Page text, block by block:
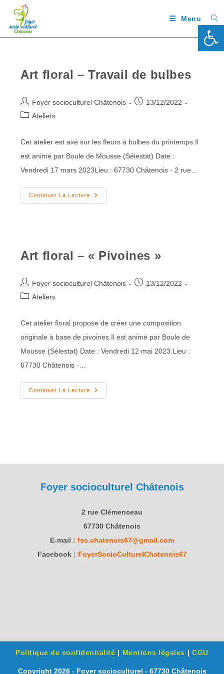
Menu
Art floral – Travail de bulbes
Foyer socioculturel Châtenois
13/12/2022
Ateliers
Cet atelier est axé sur les fleurs à bulbes du printemps.Il
est animé par Boule de Mousse (Sélestat) Date :
Vendredi 17 mars 2023Lieu : 67730 Châtenois - 2 rue…
Continuer La Lecture
Art floral – « Pivoines »
Foyer socioculturel Châtenois
13/12/2022
Ateliers
Cet atelier floral propose de créer une composition
originale à base de pivoines.Il est animé par Boule de
Mousse (Sélestat) Date : Vendredi 12 mai 2023.Lieu :
67730 Châtenois -…
Continuer La Lecture
Foyer socioculturel Châtenois
2 rue Clémenceau
67730 Châtenois
E-mail : fsc.chatenois67@gmail.com
Facebook : FoyerSocioCulturelChatenois67
Politique de confidentialité Mentions légales CGU
Copyright 2026 - Foyer socioculturel - 67730 Châtenois